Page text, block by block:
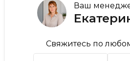
Ваш
Свяжитесь по